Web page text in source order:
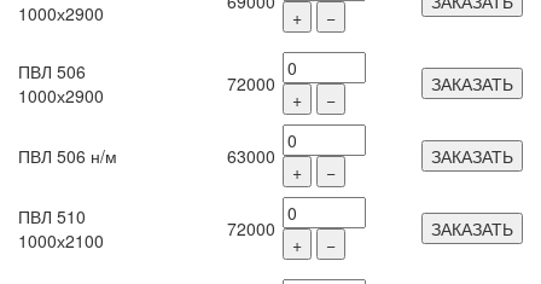
1000х2900
+ −
ПВЛ 506
1000х2900
72000
+ −
ЗАКАЗАТЬ
ПВЛ 506 н/м 63000
+ −
ЗАКАЗАТЬ
ПВЛ 510
1000х2100
72000
+ −
ЗАКАЗАТЬ